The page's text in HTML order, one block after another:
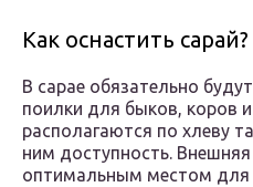
Как оснастить сарай?
В сарае обязательно
поилки для быков, коров
располагаются по хлеву
ним доступность.
оптимальным местом для